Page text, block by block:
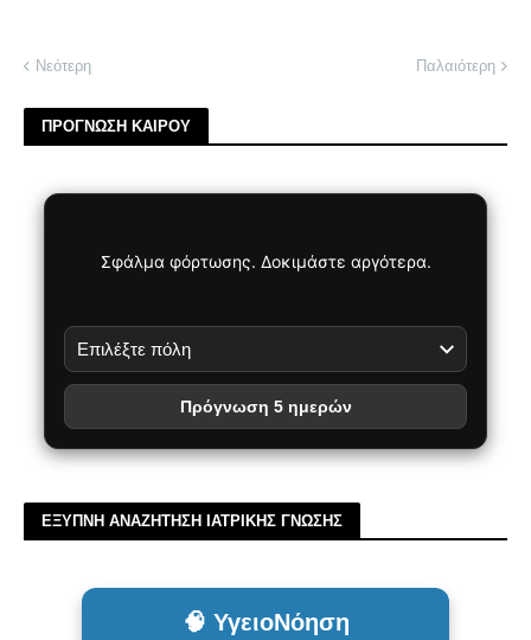
Νεότερη Παλαιότερη
ΠΡΟΓΝΩΣΗ ΚΑΙΡΟΥ
Σφάλμα φόρτωσης. Δοκιμάστε αργότερα.
Πρόγνωση 5 ημερών
ΕΞΥΠΝΗ ΑΝΑΖΗΤΗΣΗ ΙΑΤΡΙΚΗΣ ΓΝΩΣΗΣ
🧠 ΥγειοΝόηση